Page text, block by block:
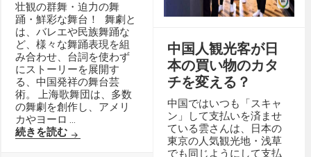
壮観の群舞・迫力の舞
踊・鮮彩な舞台！ 舞劇と
は、バレエや民族舞踊な
ど、様々な舞踊表現を組
み合わせ、台詞を使わず
にストーリーを展開す
る、中国発祥の舞台芸
術。 上海歌舞団は、多数
の舞劇を創作し、アメリ
カやヨーロ …
続きを読む
中国人観光客が日
本の買い物のカタ
チを変える？
中国ではいつも「スキャ
ン」して支払いを済ませ
ている雲さんは、日本の
東京の人気観光地・浅草
でも同じようにして支払